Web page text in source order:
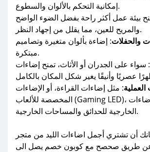
إمكانية التحكم بالألوان والسطوع.
بيئة عمل أكثر راحة بفضل الضوء الواضح
والمريح للعين، مما يقلل من إجهاد النظر.
والحفلات: إضاءة بألوان متغيرة وتصاميم
مبتكرة.
: سواء على الجدران أو الأثاث، تمنح إضاءات
: مثل إضاءات القراءة، أو الإضاءات
المخصصة للألعاب (Gaming LED)، أو حتى الإضاءات
الخارجية للحدائق والمساحات الخارجية.
أن تشتري أجمل اضاءات الليد من متجر
طريق صحصح مع كوبون خصم يصل الى